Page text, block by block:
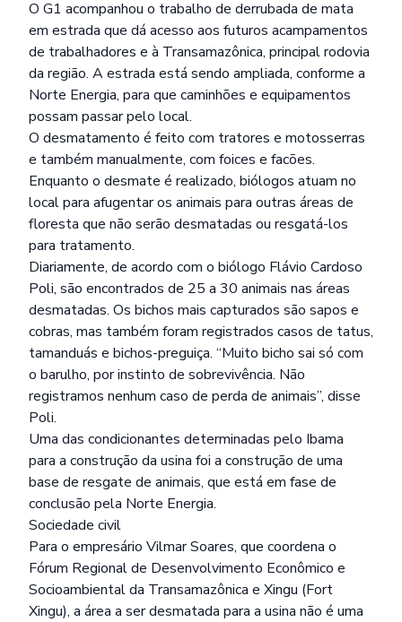
O G1 acompanhou o trabalho de derrubada de mata
em estrada que dá acesso aos futuros acampamentos
de trabalhadores e à Transamazônica, principal rodovia
da região. A estrada está sendo ampliada, conforme a
Norte Energia, para que caminhões e equipamentos
possam passar pelo local.
O desmatamento é feito com tratores e motosserras
e também manualmente, com foices e facões.
Enquanto o desmate é realizado, biólogos atuam no
local para afugentar os animais para outras áreas de
floresta que não serão desmatadas ou resgatá-los
para tratamento.
Diariamente, de acordo com o biólogo Flávio Cardoso
Poli, são encontrados de 25 a 30 animais nas áreas
desmatadas. Os bichos mais capturados são sapos e
cobras, mas também foram registrados casos de tatus,
tamanduás e bichos-preguiça. “Muito bicho sai só com
o barulho, por instinto de sobrevivência. Não
registramos nenhum caso de perda de animais”, disse
Poli.
Uma das condicionantes determinadas pelo Ibama
para a construção da usina foi a construção de uma
base de resgate de animais, que está em fase de
conclusão pela Norte Energia.
Sociedade civil
Para o empresário Vilmar Soares, que coordena o
Fórum Regional de Desenvolvimento Econômico e
Socioambiental da Transamazônica e Xingu (Fort
Xingu), a área a ser desmatada para a usina não é uma